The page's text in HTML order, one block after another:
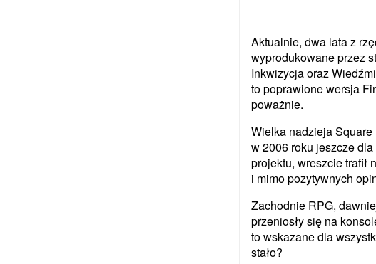
Aktualnie, dwa lata z
wyprodukowane przez
Inkwizycja oraz
to poprawione wersja
poważnie.
Wielka nadzieja Square
w 2006 roku jeszcze
projektu, wreszcie trafił
i mimo pozytywnych
Zachodnie RPG,
przeniosły się na
to wskazane dla
stało?